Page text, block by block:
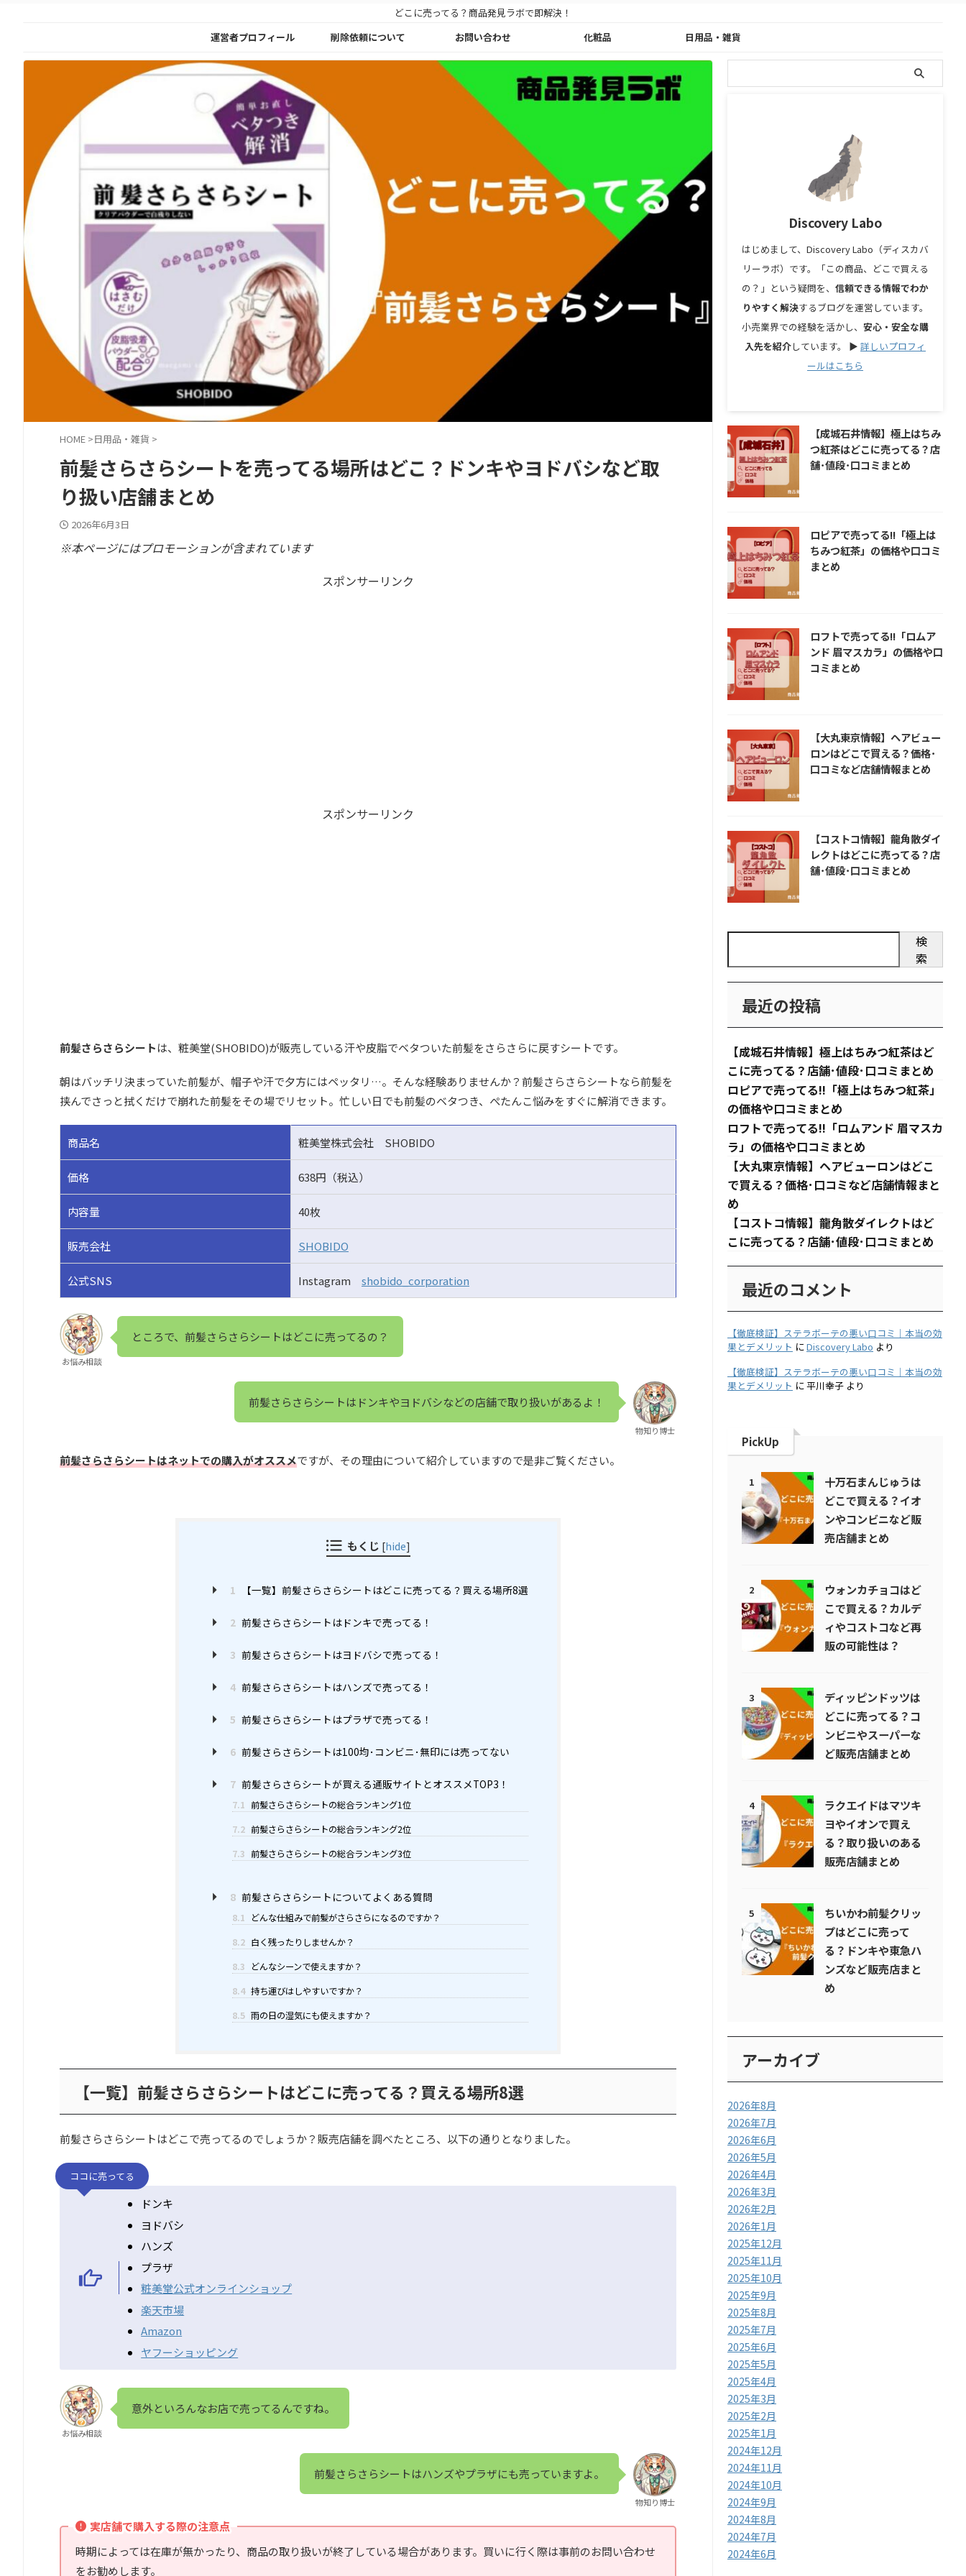
どこに売ってる？商品発見ラボで即解決！
運営者プロフィール
削除依頼について お問い合わせ 化粧品 日用品・雑貨
HOME >日用品・雑貨 >
前髪さらさらシートを売ってる場所はどこ？ドンキやヨドバシなど取
り扱い店舗まとめ
2026年6月3日
※本ページにはプロモーションが含まれています
スポンサーリンク
スポンサーリンク
前髪さらさらシートは、粧美堂(SHOBIDO)が販売している汗や皮脂でベタついた前髪をさらさらに戻すシートです。
朝はバッチリ決まっていた前髪が、帽子や汗で夕方にはペッタリ…。そんな経験ありませんか？前髪さらさらシートなら前髪を
挟んでさっと拭くだけで崩れた前髪をその場でリセット。忙しい日でも前髪のベタつき、ぺたんこ悩みをすぐに解消できます。
商品名 粧美堂株式会社 SHOBIDO
価格 638円（税込）
内容量 40枚
販売会社 SHOBIDO
公式SNS Instagram shobido_corporation
お悩み相談
ところで、前髪さらさらシートはどこに売ってるの？
前髪さらさらシートはドンキやヨドバシなどの店舗で取り扱いがあるよ！
物知り博士
前髪さらさらシートはネットでの購入がオススメですが、その理由について紹介していますので是非ご覧ください。
もくじ [hide]
1 【一覧】前髪さらさらシートはどこに売ってる？買える場所8選
2 前髪さらさらシートはドンキで売ってる！
3 前髪さらさらシートはヨドバシで売ってる！
4 前髪さらさらシートはハンズで売ってる！
5 前髪さらさらシートはプラザで売ってる！
6 前髪さらさらシートは100均･コンビニ･無印には売ってない
7 前髪さらさらシートが買える通販サイトとオススメTOP3！
7.1 前髪さらさらシートの総合ランキング1位
7.2 前髪さらさらシートの総合ランキング2位
7.3 前髪さらさらシートの総合ランキング3位
8 前髪さらさらシートについてよくある質問
8.1
どんな仕組みで前髪がさらさらになるのですか？
8.2 白く残ったりしませんか？
8.3
どんなシーンで使えますか？
8.4 持ち運びはしやすいですか？
8.5 雨の日の湿気にも使えますか？
【一覧】前髪さらさらシートはどこに売ってる？買える場所8選
前髪さらさらシートはどこで売ってるのでしょうか？販売店舗を調べたところ、以下の通りとなりました。
ココに売ってる
ドンキ
ヨドバシ
ハンズ
プラザ
粧美堂公式オンラインショップ
楽天市場
Amazon
ヤフーショッピング
お悩み相談
意外といろんなお店で売ってるんですね。
前髪さらさらシートはハンズやプラザにも売っていますよ。
物知り博士
実店舗で購入する際の注意点
時期によっては在庫が無かったり、商品の取り扱いが終了している場合があります。買いに行く際は事前のお問い合わせ
をお勧めします。
Discovery Labo
はじめまして、Discovery Labo（ディスカバ
リーラボ）です。「この商品、どこで買える
の？」という疑問を、 信頼できる情報でわか
りやすく解決するブログを運営しています。
小売業界での経験を活かし、 安心・安全な購
入先を紹介しています。 ▶︎ 詳しいプロフィ
ールはこちら
【成城石井情報】極上はちみ
つ紅茶はどこに売ってる？店
舗･値段･口コミまとめ
ロピアで売ってる!!「極上は
ちみつ紅茶」の価格や口コミ
まとめ
ロフトで売ってる!!「ロムア
ンド 眉マスカラ」の価格や口
コミまとめ
【大丸東京情報】ヘアビュー
ロンはどこで買える？価格･
口コミなど店舗情報まとめ
【コストコ情報】龍角散ダイ
レクトはどこに売ってる？店
舗･値段･口コミまとめ
検
索
最近の投稿
【成城石井情報】極上はちみつ紅茶はど
こに売ってる？店舗･値段･口コミまとめ
ロピアで売ってる!!「極上はちみつ紅茶」
の価格や口コミまとめ
ロフトで売ってる!!「ロムアンド 眉マスカ
ラ」の価格や口コミまとめ
【大丸東京情報】ヘアビューロンはどこ
で買える？価格･口コミなど店舗情報まと
め
【コストコ情報】龍角散ダイレクトはど
こに売ってる？店舗･値段･口コミまとめ
最近のコメント
【徹底検証】ステラボーテの悪い口コミ｜本当の効
果とデメリット にDiscovery Labo より
【徹底検証】ステラボーテの悪い口コミ｜本当の効
果とデメリット に平川幸子 より
PickUp
1
十万石まんじゅうは
どこで買える？イオ
ンやコンビニなど販
売店舗まとめ
2
ウォンカチョコはど
こで買える？カルデ
ィやコストコなど再
販の可能性は？
3
ディッピンドッツは
どこに売ってる？コ
ンビニやスーパーな
ど販売店舗まとめ
4
ラクエイドはマツキ
ヨやイオンで買え
る？取り扱いのある
販売店舗まとめ
5
ちいかわ前髪クリッ
プはどこに売って
る？ドンキや東急ハ
ンズなど販売店まと
め
アーカイブ
2026年8月
2026年7月
2026年6月
2026年5月
2026年4月
2026年3月
2026年2月
2026年1月
2025年12月
2025年11月
2025年10月
2025年9月
2025年8月
2025年7月
2025年6月
2025年5月
2025年4月
2025年3月
2025年2月
2025年1月
2024年12月
2024年11月
2024年10月
2024年9月
2024年8月
2024年7月
2024年6月